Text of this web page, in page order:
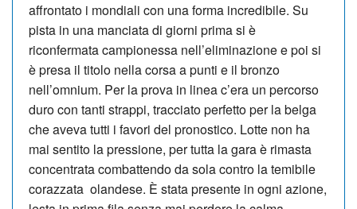
affrontato i mondiali con una forma incredibile. Su
pista in una manciata di giorni prima si è
riconfermata campionessa nell’eliminazione e poi si
è presa il titolo nella corsa a punti e il bronzo
nell’omnium. Per la prova in linea c’era un percorso
duro con tanti strappi, tracciato perfetto per la belga
che aveva tutti i favori del pronostico. Lotte non ha
mai sentito la pressione, per tutta la gara è rimasta
concentrata combattendo da sola contro la temibile
corazzata olandese. È stata presente in ogni azione,